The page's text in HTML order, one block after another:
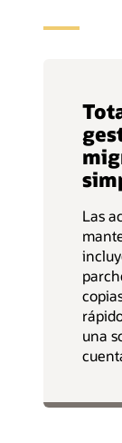
Las
una